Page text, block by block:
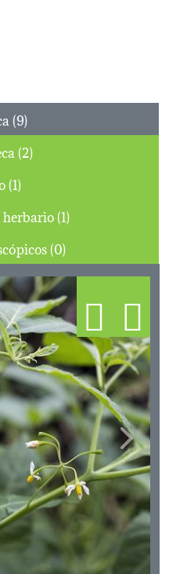
Fototeca (9)
Scanoteca (2)
Dibujo (1)
Ejemplares de herbario (1)
Cortes microscópicos (0)
Next